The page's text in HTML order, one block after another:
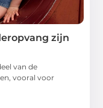
zijn
van de
vooral voor